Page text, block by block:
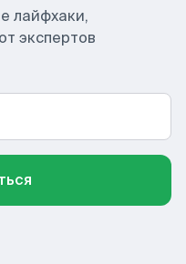
лайфхаки,
экспертов